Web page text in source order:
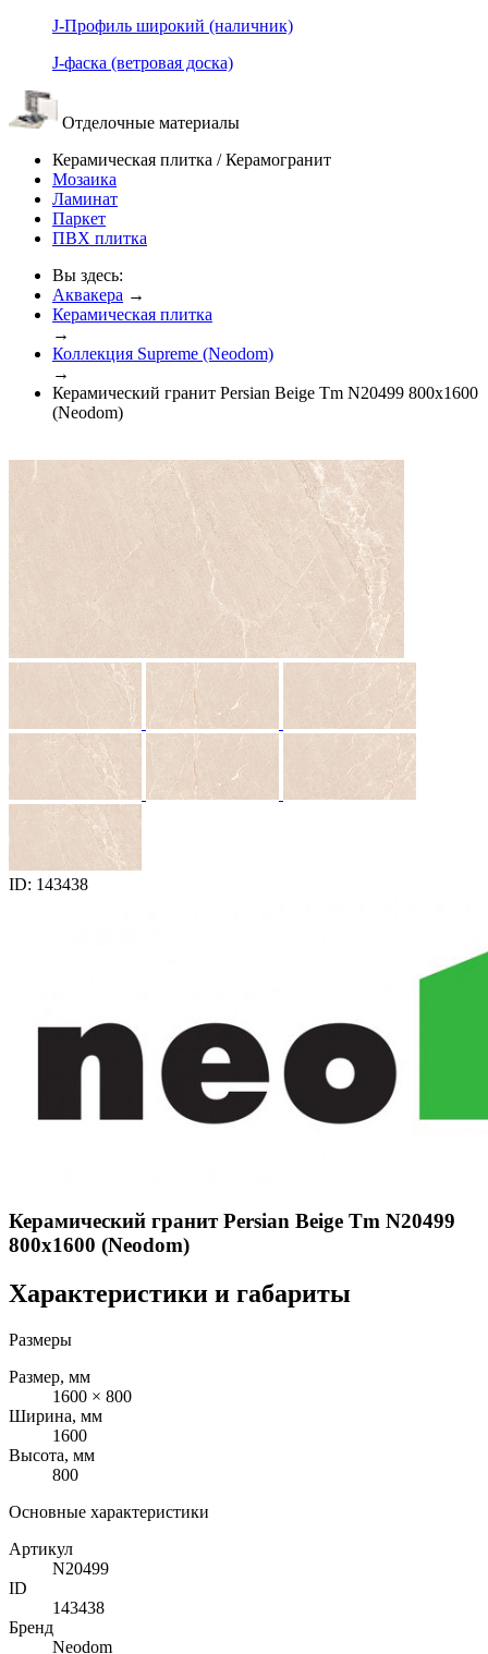
J-Профиль широкий (наличник)
J-фаска (ветровая доска)
Отделочные материалы
Керамическая плитка / Керамогранит
Мозаика
Ламинат
Паркет
ПВХ плитка
Вы здесь:
Аквакера →
Керамическая плитка
→
Коллекция Supreme (Neodom)
→
Керамический гранит Persian Beige Tm N20499 800x1600
(Neodom)
ID: 143438
Керамический гранит Persian Beige Tm N20499
800x1600 (Neodom)
Характеристики и габариты
Размеры
Размер, мм
1600 × 800
Ширина, мм
1600
Высота, мм
800
Основные характеристики
Артикул
N20499
ID
143438
Бренд
Neodom